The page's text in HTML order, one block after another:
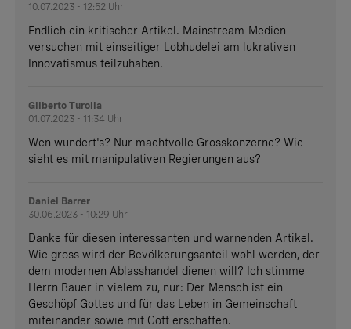
10.07.2023 - 12:52 Uhr
Endlich ein kritischer Artikel. Mainstream-Medien
versuchen mit einseitiger Lobhudelei am lukrativen
Innovatismus teilzuhaben.
Gilberto Turolla
01.07.2023 - 11:34 Uhr
Wen wundert's? Nur machtvolle Grosskonzerne? Wie
sieht es mit manipulativen Regierungen aus?
Daniel Barrer
30.06.2023 - 10:29 Uhr
Danke für diesen interessanten und warnenden Artikel.
Wie gross wird der Bevölkerungsanteil wohl werden, der
dem modernen Ablasshandel dienen will? Ich stimme
Herrn Bauer in vielem zu, nur: Der Mensch ist ein
Geschöpf Gottes und für das Leben in Gemeinschaft
miteinander sowie mit Gott erschaffen.